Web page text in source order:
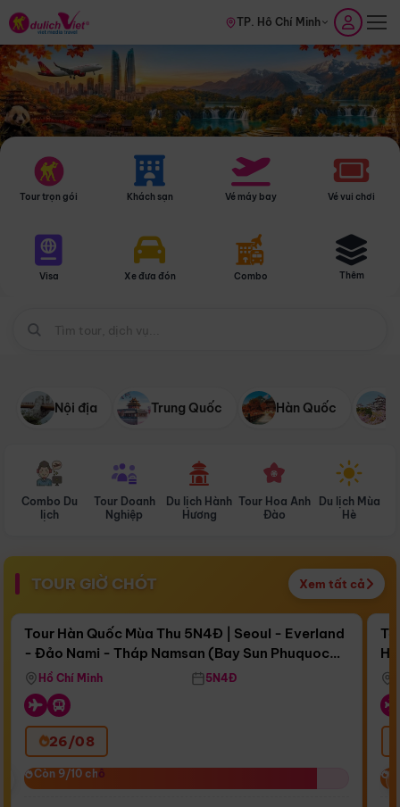
TP. Hồ Chí Minh
Tour trọn gói Khách sạn Vé máy bay Vé vui chơi
Visa Xe đưa đón Combo Thêm
Nội địa Trung Quốc Hàn Quốc
Combo Du
lịch
Tour Doanh
Nghiệp
Du lịch Hành
Hương
Tour Hoa Anh
Đào
Du lịch Mùa
Hè
TOUR GIỜ CHÓT Xem tất cả
Còn16 ngày 07:38:00
Bay Sun Phuquoc Airways
Điểm nổi bật
Tour Hàn Quốc Mùa Thu 5N4Đ | Seoul - Everland
- Đảo Nami - Tháp Namsan (Bay Sun Phuquoc
Airways)
Hồ Chí Minh 5N4Đ
26/08
Còn 9/10 chỗ
Còn 9/10 chỗ